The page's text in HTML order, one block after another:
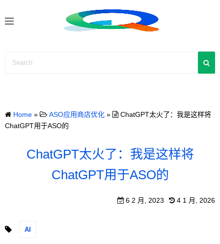
Home » ASO应用商店优化 »
ChatGPT太火了：我是这样将
ChatGPT用于ASO的
ChatGPT太火了：我是这样将
ChatGPT用于ASO的
6 2 月, 2023 4 1 月, 2026
AI